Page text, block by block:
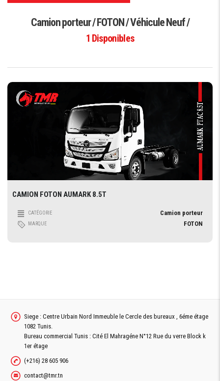
Camion porteur / FOTON / Véhicule Neuf /
1 Disponibles
CAMION FOTON AUMARK 8.5T
CATÉGORIE Camion porteur
MARQUE FOTON
Siege : Centre Urbain Nord Immeuble le Cercle des bureaux , 6éme étage
1082 Tunis.
Bureau commercial Tunis : Cité El Mahragéne N°12 Rue du verre Block k
1er étage
(+216) 28 605 906
contact@tmr.tn